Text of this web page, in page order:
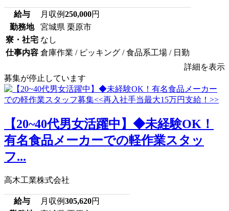
給与 月収例250,000円
勤務地
宮城県 栗原市
寮・社宅 なし
仕事内容 倉庫作業 / ピッキング / 食品系工場 / 日勤
詳細を表示
募集が停止しています
【20~40代男女活躍中】◆未経験OK！
有名食品メーカーでの軽作業スタッ
フ...
高木工業株式会社
給与 月収例305,620円